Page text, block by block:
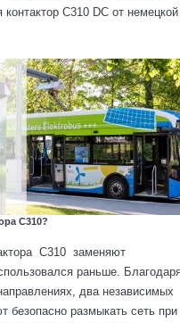
C310 DC от немецкой
C310?
C310 заменяют
раньше.
два независимых
размыкать сеть при